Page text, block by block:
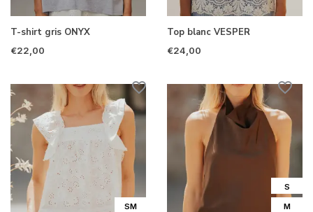
T-shirt gris ONYX
€22,00
Top blanc VESPER
€24,00
SM
S
M